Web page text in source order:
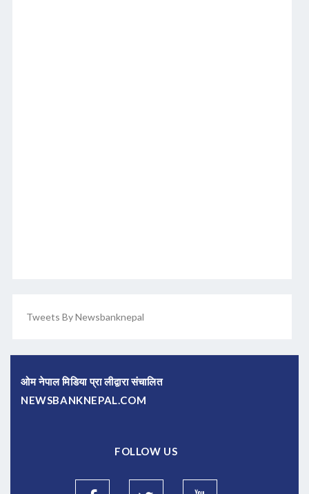
Tweets By Newsbanknepal
ओम नेपाल मिडिया प्रा लीद्वारा संचालित
NEWSBANKNEPAL.COM
FOLLOW US